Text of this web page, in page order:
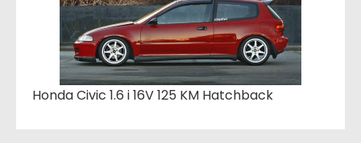
Honda Civic 1.6 i 16V 125 KM Hatchback